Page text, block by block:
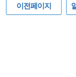
이전페이지